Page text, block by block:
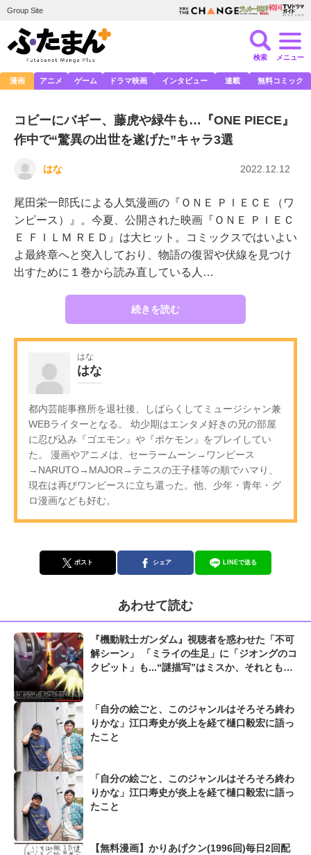
Group Site
検索 メニュー
漫画 アニメ ゲーム ドラマ映画 インタビュー 連載 無料コミック
コビーにバギー、藤虎や緑牛も…『ONE PIECE』
作中で“驚異の出世を遂げた”キャラ3選
はな 2022.12.12
尾田栄一郎氏による人気漫画の『ＯＮＥ ＰＩＥＣＥ（ワ
ンピース）』。今夏、公開された映画『ＯＮＥ ＰＩＥＣ
Ｅ ＦＩＬＭ ＲＥＤ』は大ヒット。コミックスではいよい
よ最終章へと突入しており、物語の復習や伏線を見つけ
出すために１巻から読み直している人…
続きを読む
はな
はな
都内芸能事務所を退社後、しばらくしてミュージシャン兼
WEBライターとなる。 幼少期はエンタメ好きの兄の部屋
に忍び込み『ゴエモン』や『ポケモン』をプレイしてい
た。 漫画やアニメは、セーラームーン→ワンピース
→NARUTO→MAJOR→テニスの王子様等の順でハマり、
現在は再びワンピースに立ち還った。他、少年・青年・グ
ロ漫画なども好む。
ポスト シェア LINEで送る
あわせて読む
『機動戦士ガンダム』視聴者を惑わせた「不可
解シーン」 「ミライの生足」に「ジオングのコ
クピット」も...“謎描写”はミスか、それとも演
「自分の絵ごと、このジャンルはそろそろ終わ
りかな」江口寿史が炎上を経て樋口毅宏に語っ
たこと
「自分の絵ごと、このジャンルはそろそろ終わ
りかな」江口寿史が炎上を経て樋口毅宏に語っ
たこと
【無料漫画】かりあげクン(1996回)毎日2回配